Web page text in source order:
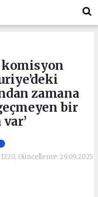
komisyon
zamana
bir
Güncelleme: 29.09.2025